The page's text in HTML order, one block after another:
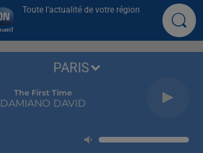
Toute l'actualité de votre région
The First Time
DAMIANO DAVID
PARIS